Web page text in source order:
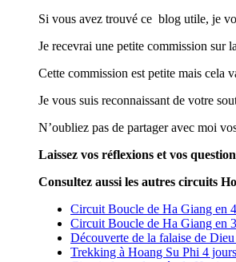
Si vous avez trouvé ce blog utile, je
Je recevrai une petite commission sur
Cette commission est petite mais cela
Je vous suis reconnaissant de votre
N’oubliez pas de partager avec moi
Laissez vos réflexions et vos
Consultez aussi les autres circuits
Circuit Boucle de Ha Giang en
Circuit Boucle de Ha Giang en
Découverte de la falaise de
Trekking à Hoang Su Phi 4